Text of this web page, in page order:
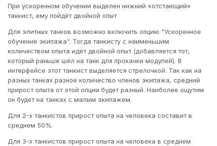
При ускоренном обучении выделен нижний «отстающий»
танкист, ему пойдёт двойной опыт
Для элитных танков возможно включить опцию "Ускоренное
обучение экипажа". Тогда танкисту с наименьшим
количеством опыта идёт двойной опыт (добавляется тот,
который раньше шёл на танк для прокачки модулей). В
интерфейсе этот танкист выделяется стрелочкой. Так как на
разных танках разное количество членов экипажа, средний
прирост опыта от этой опции будет разный. Наиболее ощутим
он будет на танках с малым экипажем.
Для 2-х танкистов прирост опыта на человека составит в
среднем 50%.
Для 3-х танкистов прирост опыта на человека в среднем